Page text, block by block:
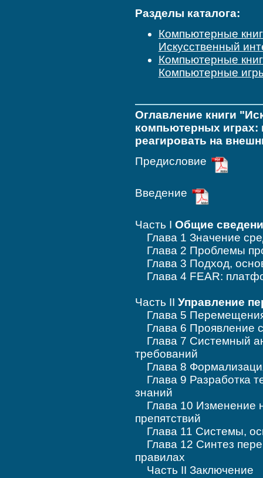
Разделы каталога:
Компьютерные
Искусственный
Компьютерные
Компьютерные
Оглавление книги
компьютерных играх:
реагировать на
Предисловие
Введение
Часть I Общие
Глава 1 Значение
Глава 2 Проблемы
Глава 3 Подход,
Глава 4 FEAR:
Часть II Управление
Глава 5 Перемещения
Глава 6 Проявление
Глава 7 Системный
требований
Глава 8
Глава 9 Разработка
знаний
Глава 10 Изменение
препятствий
Глава 11 Системы,
Глава 12 Синтез
правилах
Часть II Заключение